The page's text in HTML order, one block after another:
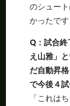
のシュー
かったです
Q ：試合
え山雅」
だ自動昇
で今後４
「これは